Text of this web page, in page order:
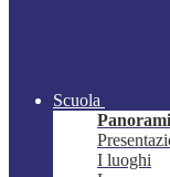
Scuola
I luoghi